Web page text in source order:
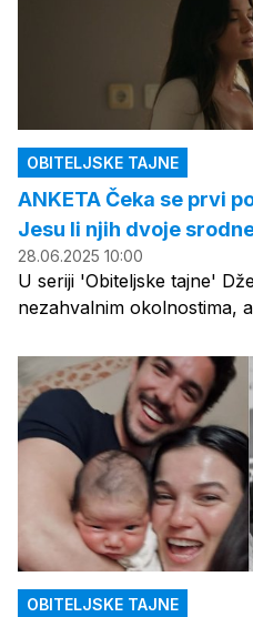
OBITELJSKE TAJNE
ANKETA Čeka se prvi
Jesu li njih dvoje
28.06.2025 10:00
U seriji 'Obiteljske tajne'
nezahvalnim okolnostima,
OBITELJSKE TAJNE